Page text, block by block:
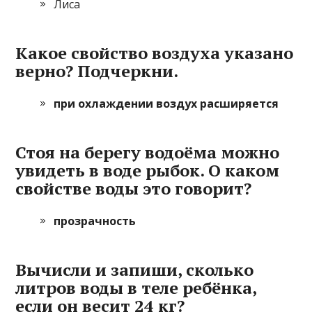
Лиса
Какое свойство воздуха указано
верно? Подчеркни.
при охлаждении воздух расширяется
Стоя на берегу водоёма можно
увидеть в воде рыбок. О каком
свойстве воды это говорит?
прозрачность
Вычисли и запиши, сколько
литров воды в теле ребёнка,
если он весит 24 кг?